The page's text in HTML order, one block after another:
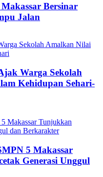
Bersinar
Jalan
Warga Sekolah
Kehidupan Sehari-
5 Makassar
Generasi Unggul